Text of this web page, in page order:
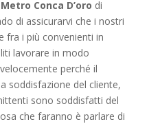
Conca D’oro di
di assicurarvi che i nostri
fra i più convenienti in
lavorare in modo
perché il
soddisfazione del cliente,
sono soddisfatti del
che faranno è parlare di